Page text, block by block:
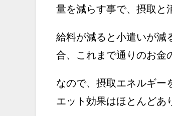
量を減らす事で、摂取と
給料が減ると小遣いが減
合、これまで通りのお金
なので、摂取エネルギー
エット効果はほとんどあ